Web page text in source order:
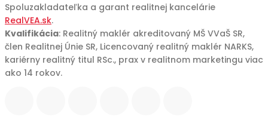
Spoluzakladateľka a garant realitnej kancelárie
RealVEA.sk.
Kvalifikácia: Realitný maklér akreditovaný MŠ VVaŠ SR,
člen Realitnej Únie SR, Licencovaný realitný maklér NARKS,
kariérny realitný titul RSc., prax v realitnom marketingu viac
ako 14 rokov.